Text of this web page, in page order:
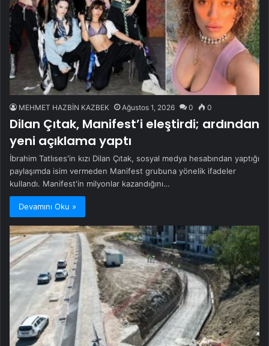
MEHMET HAZBİN KAZBEK Ağustos 1, 2026 0 0
Dilan Çıtak, Manifest’i eleştirdi; ardından
yeni açıklama yaptı
İbrahim Tatlıses'in kızı Dilan Çıtak, sosyal medya hesabından yaptığı
paylaşımda isim vermeden Manifest grubuna yönelik ifadeler
kullandı. Manifest'in milyonlar kazandığını…
Devamını Oku »